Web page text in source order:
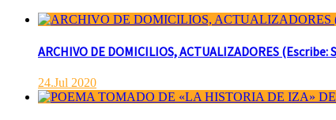
ARCHIVO DE DOMICILIOS, ACTUALIZADORES
24.Jul 2020